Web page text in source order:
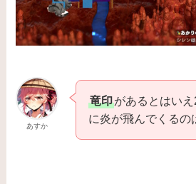
あすか
竜印があるとはい
に炎が飛んでくるの